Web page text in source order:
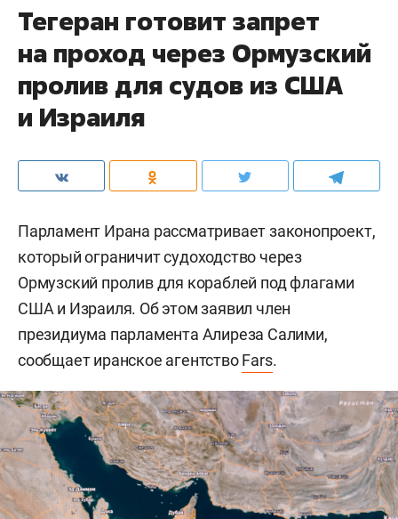
Тегеран готовит запрет
на проход через Ормузский
пролив для судов из США
и Израиля
Парламент Ирана рассматривает законопроект,
который ограничит судоходство через
Ормузский пролив для кораблей под флагами
США и Израиля. Об этом заявил член
президиума парламента Алиреза Салими,
сообщает иранское агентствоFars.